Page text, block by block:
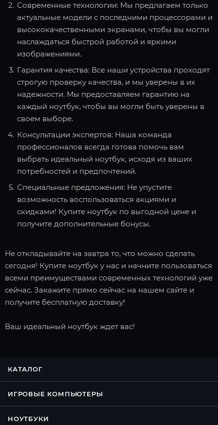
Современные технологии: Мы предлагаем только
актуальные модели с последними процессорами и
высококачественными экранами, чтобы вы могли
наслаждаться быстрой работой и яркими
изображениями.
Гарантия качества: Все наши устройства проходят
строгую проверку качества, и мы уверены в их
надежности. Мы предоставляем гарантию на
каждый ноутбук, чтобы вы могли быть уверены в
своем выборе.
Консультации экспертов: Наша команда
профессионалов всегда готова помочь вам
выбрать идеальный ноутбук, исходя из ваших
потребностей и предпочтений.
Специальные предложения: Не упустите
возможность воспользоваться акциями и
скидками! Купите ноутбук по выгодной цене и
получите дополнительные бонусы.
Не откладывайте на завтра то, что можно сделать
сегодня! Купите ноутбук у нас и начните пользоваться
всеми преимуществами современных технологий уже
сейчас. Закажите прямо сейчас на нашем сайте и
получите бесплатную доставку!
Ваш идеальный ноутбук ждет вас!
КАТАЛОГ
ИГРОВЫЕ КОМПЬЮТЕРЫ
НОУТБУКИ